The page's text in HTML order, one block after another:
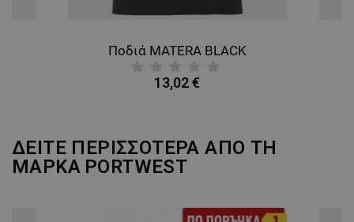
Ποδιά MATERA BLACK
13,02 €
ΔΕΙΤΕ ΠΕΡΙΣΣΟΤΕΡΑ ΑΠΟ ΤΗ
ΜΑΡΚΑ PORTWEST